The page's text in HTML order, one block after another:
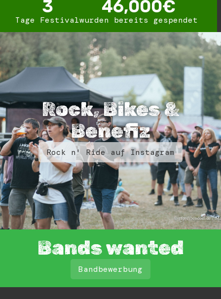
Tage Festival
3
wurden bereits gespendet
46,000€
Rock, Bikes &
Benefiz
Rock n' Ride auf Instagram
Bands wanted
Bandbewerbung